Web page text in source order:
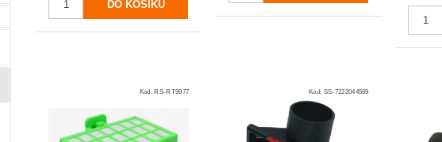
Kód:RS-RT9977 Kód: SS-7222044569